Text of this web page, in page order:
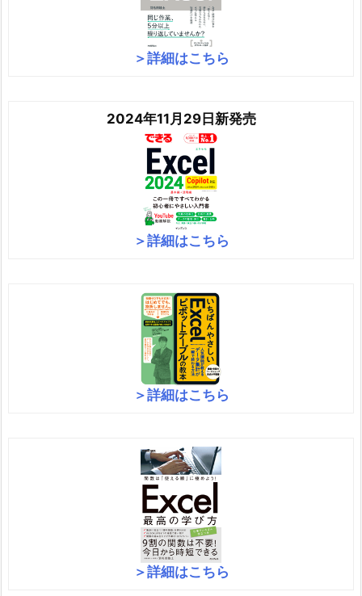
＞詳細はこちら
2024年11月29日新発売
＞詳細はこちら
＞詳細はこちら
＞詳細はこちら